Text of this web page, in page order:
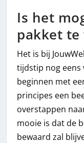
Is het
pakket te
Het is bij
tijdstip nog eens
beginnen met
principes een
overstappen
mooie is dat de
bewaard zal